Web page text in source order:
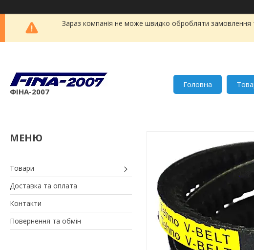
Зараз компанія не може швидко обробляти замовлення
ФІНА-2007
Головна
Товари
Доставка та оплата
Контакти
Повернення та обмін